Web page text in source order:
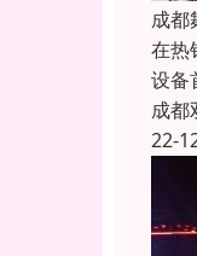
成都
在热
设备
成都
22-